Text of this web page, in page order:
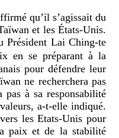
qu’il s’agissait du
et les États-Unis.
Président Lai Ching-te
en se préparant à la
pour défendre leur
ne recherchera pas
à sa responsabilité
a-t-elle indiqué.
les Etats-Unis pour
paix et de la stabilité